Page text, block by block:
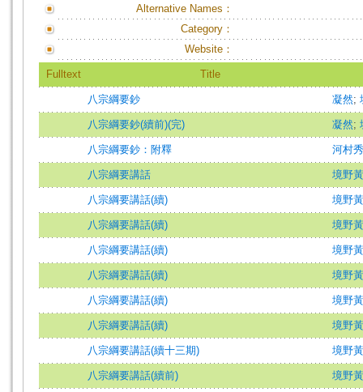
Alternative Names：
Category：
Website：
Fulltext Title
八宗綱要鈔 凝然;
八宗綱要鈔(續前)(完) 凝然;
八宗綱要鈔：附釋 河村
八宗綱要講話 境野
八宗綱要講話(續) 境野
八宗綱要講話(續) 境野
八宗綱要講話(續) 境野
八宗綱要講話(續) 境野
八宗綱要講話(續) 境野
八宗綱要講話(續) 境野
八宗綱要講話(續十三期) 境野
八宗綱要講話(續前) 境野